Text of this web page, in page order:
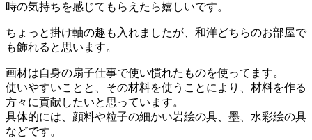
時の気持ちを感じてもらえたら嬉しいです。
ちょっと掛け軸の趣も入れましたが、和洋どちらのお部屋で
も飾れると思います。
画材は自身の扇子仕事で使い慣れたものを使ってます。
使いやすいことと、その材料を使うことにより、材料を作る
方々に貢献したいと思っています。
具体的には、顔料や粒子の細かい岩絵の具、墨、水彩絵の具
などです。